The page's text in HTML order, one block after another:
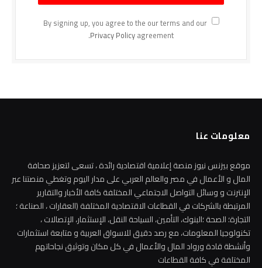
By signing up, you agree to the our terms and our
Privacy Policyagreement.
معلومات عنا
موقع بيزنس نيوز منصة إعلامية اقتصادية رائدة ، تسعى لتعزيز صحافة
المال و الأعمال في مصر والعالم العربي على مدار اليوم وتغطي منصتنا عبر
الإنترنت و وسائل التواصل الاجتماعي المختلفة كافة الأخبار والتقارير
المرتبطة بالشركات في القطاعات الاقتصادية المختلفة (العقارات ، الصناعة ؛
التجارة؛ الصحة ؛البنوك، التأمين، السياحة النقل، الإستثمار، الإتصالات ،
تكنولوجيا المعلومات، مع رصد دقيق للاسواق العربية و متابعة استثمارات
وأنشطة قادة ورواد المال والأعمال في كل مكان وتوثيق نجاحاتهم
المختلفة في كافة القطاعات